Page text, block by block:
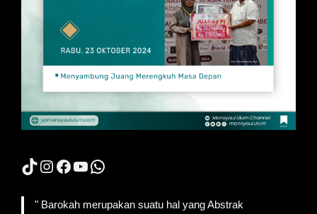
TikTok
Instagram
Facebook
YouTube
WhatsApp
" Barokah merupakan suatu hal yang Abstrak